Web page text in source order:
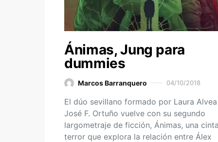
Ánimas, Jung para
dummies
Marcos Barranquero 04/10/2018
El dúo sevillano formado por Laura
José F. Ortuño vuelve con su segundo
largometraje de ficción, Ánimas, una
terror que explora la relación entre Álex